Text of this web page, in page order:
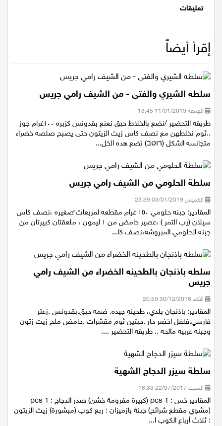
تعليقات
إقرأ أيضاً
سلطه الشيري والفتى - من الشيف رامي جريس
الجمعة 11/01/2019 13:45
طريقه التحضير /نضع بالخلاط حبق نعنع بقدونس كزبره ١٠٠غرام جوز
..ثوم نخلطهن مع نصف كاس زيت الزيتون حتى يصبح صلصه خضراء
متجانسه الشكل (רוטב) نضع هده الخل...
سلطة الحلومي من الشيف رامي جريس
الخميس 03/01/2019 23:39
المقادير: جبنه حلومي ١٥٠ غرام مقطعه لمربعات ًصغيره ،نصف كاس
سيلان (رب التمر ) ،عصير حامض من ١ ليمون ، ملعقتان كبيرتان من
جبنه الحلومي المبروشه،نصف كا...
سلطه باذنجان بالطحينه الخضراء من الشيف رامي
جريس
الأحد 30/12/2018 20:59
المقادير: باذنجان بلدي، طحينه جيده. ضمه حبق.بقدونس .زعتر
فارسي.فلفل اخضر حار .حبتين ثوم مقشرات .حامض ملح زيت زتون
وجبنه عربيه مالحه .. طريقه التحضير ....
سلطة سيزر الدجاج الشهية
السبت 22/07/2017 16:33
المقادير خس : 1 pcs (كبيرة مفرومة خشن) صدر الدجاج : 1 pcs
(مشوي مقطع شرائح) جبنة بازميزان : ربع كوب (مبشورة) زيت الزيتون
: ثلاث أرباع الكوب ا...